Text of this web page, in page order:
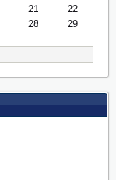
21
22
28
29